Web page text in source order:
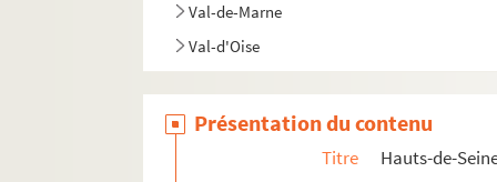
Val-de-Marne
Val-d'Oise
Présentation du contenu
Titre Hauts-de-